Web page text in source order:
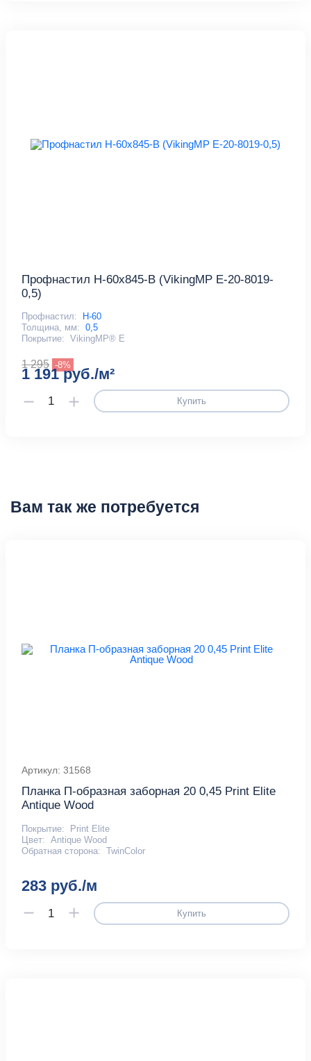
Профнастил Н-60x845-B (VikingMP E-20-8019-
0,5)
Профнастил:
Н-60
Толщина, мм: 0,5
Покрытие: VikingMP® E
1 295 -8%
1 191 руб./м²
Купить
Вам так же потребуется
Артикул: 31568
Планка П-образная заборная 20 0,45 Print Elite
Antique Wood
Покрытие:
Print Elite
Цвет: Antique Wood
Обратная сторона: TwinColor
283 руб./м
Купить